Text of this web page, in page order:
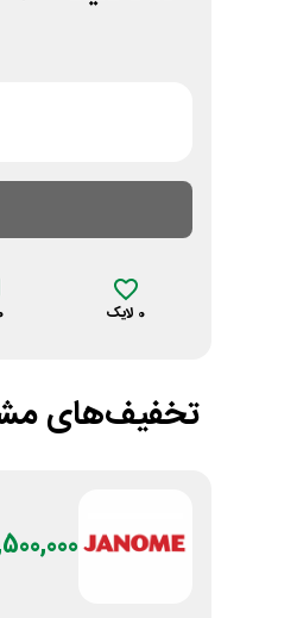
0 لایک
تخفیف‌های